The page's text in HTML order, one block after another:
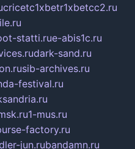
cricetc1xbetr1xbetcc2.ru
statti.rue-abis1c.ru
dark-sand.ru
sib-archives.ru
festival.ru
1-mus.ru
factory.ru
jun.rubandamn.ru